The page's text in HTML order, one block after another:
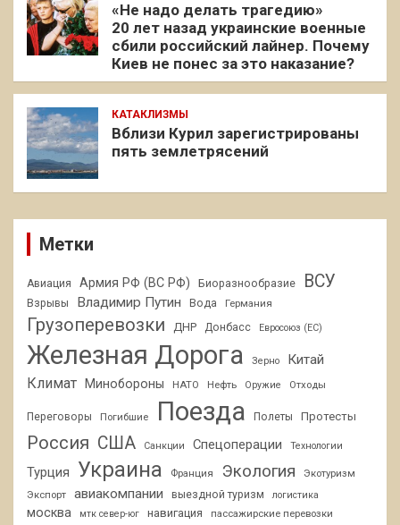
«Не надо делать трагедию»
20 лет назад украинские военные
сбили российский лайнер. Почему
Киев не понес за это наказание?
КАТАКЛИЗМЫ
Вблизи Курил зарегистрированы
пять землетрясений
Метки
Авиация Армия РФ (ВС РФ) Биоразнообразие ВСУ
Взрывы Владимир Путин Вода Германия
Грузоперевозки ДНР Донбасс Евросоюз (ЕС)
Железная Дорога Зерно Китай
Климат Минобороны НАТО Нефть Оружие Отходы
Переговоры Погибшие Поезда Полеты Протесты
Россия США Санкции Спецоперации Технологии
Турция Украина Франция Экология
Экотуризм
Экспорт
авиакомпании выездной туризм логистика
москва мтк север-юг навигация
пассажирские перевозки